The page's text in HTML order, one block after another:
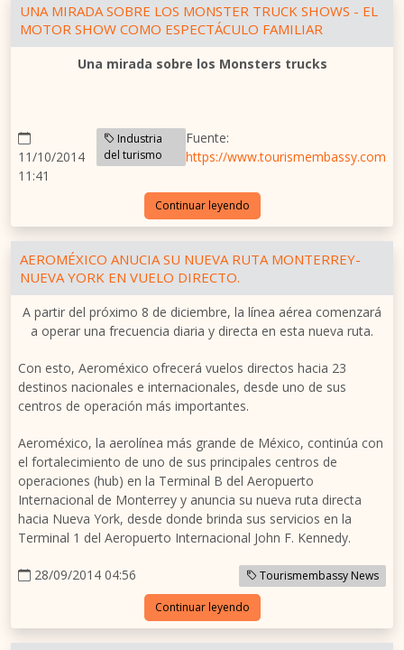
UNA MIRADA SOBRE LOS MONSTER TRUCK SHOWS - EL
MOTOR SHOW COMO ESPECTÁCULO FAMILIAR
Una mirada sobre los Monsters trucks
11/10/2014
11:41
Industria
del turismo
Fuente:
https://www.tourismembassy.com
Continuar leyendo
AEROMÉXICO ANUCIA SU NUEVA RUTA MONTERREY-
NUEVA YORK EN VUELO DIRECTO.
A partir del próximo 8 de diciembre, la línea aérea comenzará
a operar una frecuencia diaria y directa en esta nueva ruta.
Con esto, Aeroméxico ofrecerá vuelos directos hacia 23
destinos nacionales e internacionales, desde uno de sus
centros de operación más importantes.
Aeroméxico, la aerolínea más grande de México, continúa con
el fortalecimiento de uno de sus principales centros de
operaciones (hub) en la Terminal B del Aeropuerto
Internacional de Monterrey y anuncia su nueva ruta directa
hacia Nueva York, desde donde brinda sus servicios en la
Terminal 1 del Aeropuerto Internacional John F. Kennedy.
28/09/2014 04:56 Tourismembassy News
Continuar leyendo